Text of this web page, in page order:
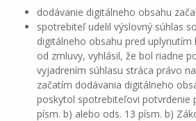
dodávanie digitálneho obsahu
spotrebiteľ udelil výslovný súhlas
digitálneho obsahu pred
od zmluvy, vyhlásil, že bol riadne
vyjadrením súhlasu stráca právo
začatím dodávania digitálneho
poskytol spotrebiteľovi potvrdenie
písm. b) alebo ods. 13 písm. b)